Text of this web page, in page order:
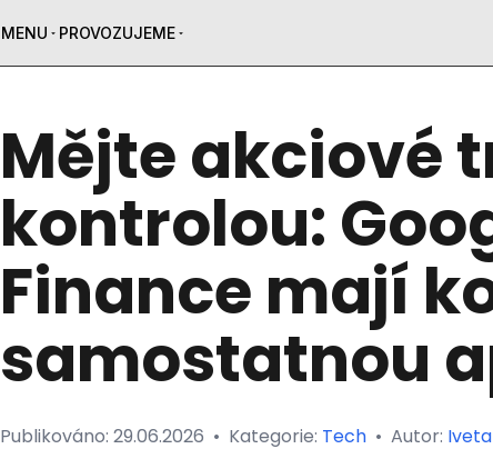
MENU PROVOZUJEME
Mějte akciové
kontrolou:
Finance mají
samostatnou
Publikováno: 29.06.2026 • Kategorie: Tech • Autor: Iveta